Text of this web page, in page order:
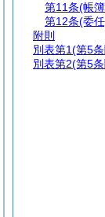
第11条(帳
第12条(委
附則
別表第1(第5
別表第2(第5